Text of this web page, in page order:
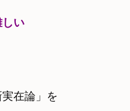
しい
在論」を